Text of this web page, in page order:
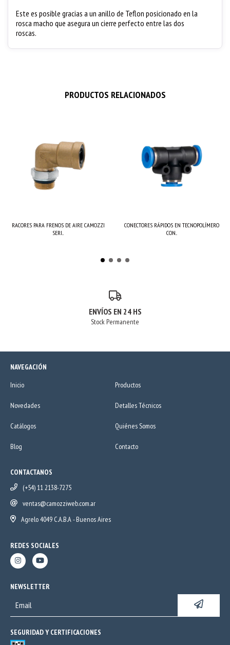
Este es posible gracias a un anillo de Teflon posicionado en la
rosca macho que asegura un cierre perfecto entre las dos
roscas.
PRODUCTOS RELACIONADOS
RACORES PARA FRENOS DE AIRE CAMOZZI
SERI...
CONECTORES RÁPIDOS EN TECNOPOLÍMERO
CON...
ENVÍOS EN 24 HS
Stock Permanente
NAVEGACIÓN
Inicio
Productos
Novedades Detalles Técnicos
Catálogos Quiénes Somos
Blog Contacto
CONTACTANOS
(+54) 11 2138-7275
ventas@camozziweb.com.ar
Agrelo 4049 C.A.B.A - Buenos Aires
REDES SOCIALES
NEWSLETTER
SEGURIDAD Y CERTIFICACIONES